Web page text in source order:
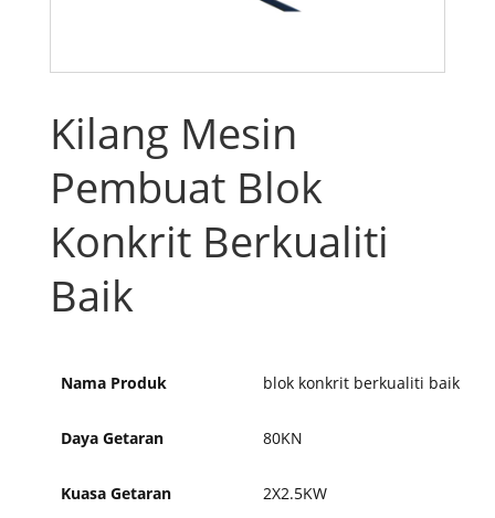
Kilang Mesin
Pembuat Blok
Konkrit Berkualiti
Baik
Nama Produk blok konkrit berkualiti baik
Daya Getaran 80KN
Kuasa Getaran 2X2.5KW